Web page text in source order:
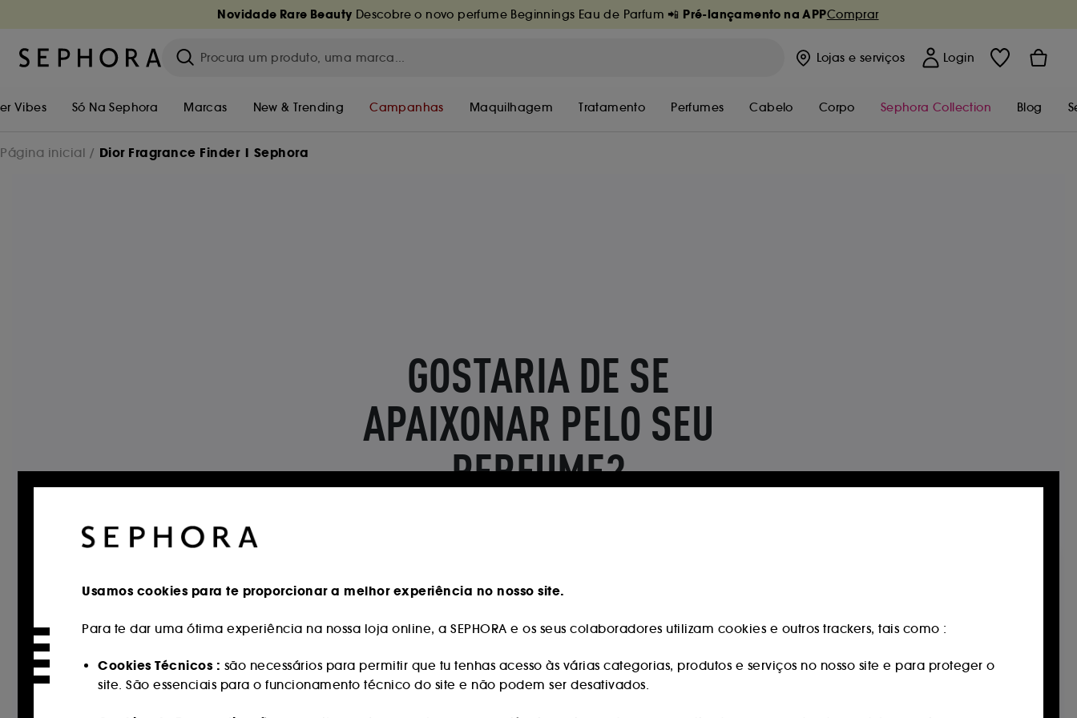
Novidade Rare Beauty Descobre o novo perfume Beginnings Eau de Parfum 📲 Pré-lançamento na APPComprar
Lojas e serviços Login
Vibes Só Na Sephora Marcas New & Trending Campanhas Maquilhagem Tratamento Perfumes Cabelo Corpo Sephora Collection Blog
Página inicial Dior Fragrance Finder | Sephora
Usamos cookies para te proporcionar a melhor experiência no nosso site.
Para te dar uma ótima experiência na nossa loja online, a SEPHORA e os seus colaboradores utilizam cookies e outros trackers, tais como :
Cookies Técnicos : são necessários para permitir que tu tenhas acesso às várias categorias, produtos e serviços no nosso site e para proteger o
site. São essenciais para o funcionamento técnico do site e não podem ser desativados.